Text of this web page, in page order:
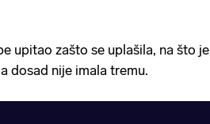
upitao zašto se uplašila, na što je
dosad nije imala tremu.